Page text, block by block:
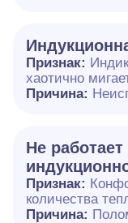
Признак:
хаотично
Причина:
Не
Признак:
количества
Причина: